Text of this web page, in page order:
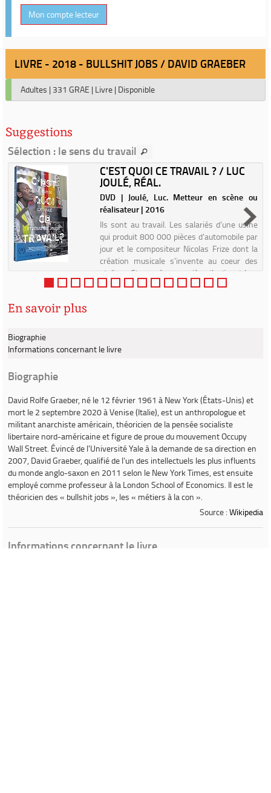
Mon compte lecteur
LIVRE - 2018 - BULLSHIT JOBS / DAVID GRAEBER
Adultes | 331 GRAE | Livre | Disponible
Suggestions
Sélection : le sens du travail
C'EST QUOI CE TRAVAIL ? / LUC
JOULÉ, RÉAL.
DVD | Joulé, Luc. Metteur en scène ou
réalisateur | 2016
Ils sont au travail. Les salariés d'une usine
qui produit 800 000 pièces d'automobile par
jour et le compositeur Nicolas Frize dont la
création musicale s'invente au coeur des
ateliers. Chacun à sa manière, ils disent leur
travail...
En savoir plus
Biographie
Informations concernant le livre
Biographie
David Rolfe Graeber, né le 12 février 1961 à New York (États-Unis) et
mort le 2 septembre 2020 à Venise (Italie), est un anthropologue et
militant anarchiste américain, théoricien de la pensée socialiste
libertaire nord-américaine et figure de proue du mouvementOccupy
Wall Street. Évincé de l'Université Yale à la demande de sa direction en
2007, David Graeber, qualifié de l’un des intellectuels les plus influents
du monde anglo-saxon en 2011 selon le New York Times, est ensuite
employé comme professeur à la London School of Economics. Il est le
théoricien des « bullshit jobs », les « métiers à la con ».
Source : Wikipedia
Informations concernant le livre